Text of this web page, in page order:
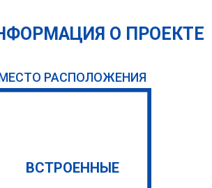
О ПРОЕКТЕ
РАСПОЛОЖЕНИЯ
ВСТРОЕННЫЕ